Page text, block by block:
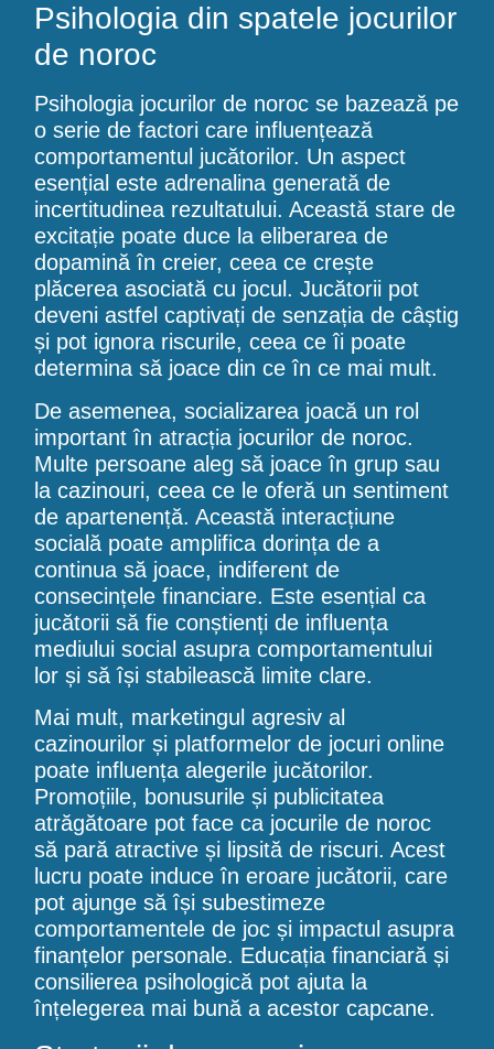
Psihologia din spatele jocurilor
de noroc
Psihologia jocurilor de noroc se bazează pe
o serie de factori care influențează
comportamentul jucătorilor. Un aspect
esențial este adrenalina generată de
incertitudinea rezultatului. Această stare de
excitație poate duce la eliberarea de
dopamină în creier, ceea ce crește
plăcerea asociată cu jocul. Jucătorii pot
deveni astfel captivați de senzația de câștig
și pot ignora riscurile, ceea ce îi poate
determina să joace din ce în ce mai mult.
De asemenea, socializarea joacă un rol
important în atracția jocurilor de noroc.
Multe persoane aleg să joace în grup sau
la cazinouri, ceea ce le oferă un sentiment
de apartenență. Această interacțiune
socială poate amplifica dorința de a
continua să joace, indiferent de
consecințele financiare. Este esențial ca
jucătorii să fie conștienți de influența
mediului social asupra comportamentului
lor și să își stabilească limite clare.
Mai mult, marketingul agresiv al
cazinourilor și platformelor de jocuri online
poate influența alegerile jucătorilor.
Promoțiile, bonusurile și publicitatea
atrăgătoare pot face ca jocurile de noroc
să pară atractive și lipsită de riscuri. Acest
lucru poate induce în eroare jucătorii, care
pot ajunge să își subestimeze
comportamentele de joc și impactul asupra
finanțelor personale. Educația financiară și
consilierea psihologică pot ajuta la
înțelegerea mai bună a acestor capcane.